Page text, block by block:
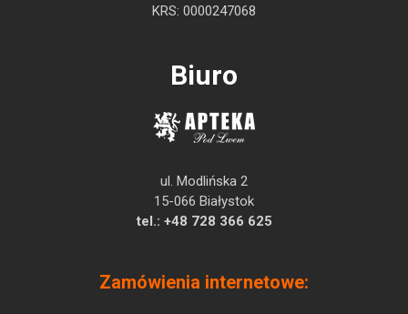
KRS: 0000247068
Biuro
ul. Modlińska 2
15-066 Białystok
tel.: +48 728 366 625
Zamówienia internetowe: